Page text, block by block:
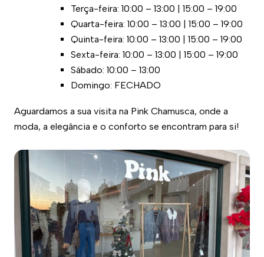
Terça-feira: 10:00 – 13:00 | 15:00 – 19:00
Quarta-feira: 10:00 – 13:00 | 15:00 – 19:00
Quinta-feira: 10:00 – 13:00 | 15:00 – 19:00
Sexta-feira: 10:00 – 13:00 | 15:00 – 19:00
Sábado: 10:00 – 13:00
Domingo: FECHADO
Aguardamos a sua visita na Pink Chamusca, onde a
moda, a elegância e o conforto se encontram para si!